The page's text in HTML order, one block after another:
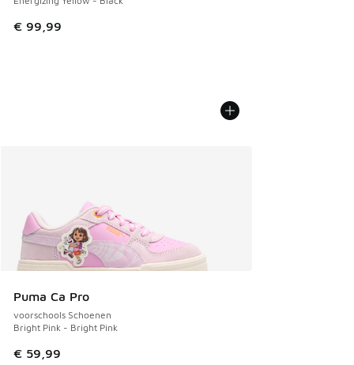
€ 99,99
Puma Ca Pro
voorschools Schoenen
Bright Pink - Bright Pink
€ 59,99